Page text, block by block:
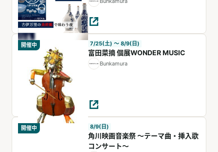
開催中 7/25(土) 〜 8/9(日)
富田菜摘 個展WONDER MUSIC
Bunkamura
開催中 8/9(日)
⾓川映画⾳楽祭 〜テーマ曲・挿⼊歌
コンサート〜